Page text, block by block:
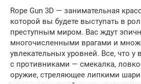
Rope Gun 3D — занимательная
которой вы будете выступать в
преступным миром. Вас ждут
многочисленными врагами и
увлекательных уровней. Все, что у
с противниками — смекалка,
оружие, стреляющее липкими